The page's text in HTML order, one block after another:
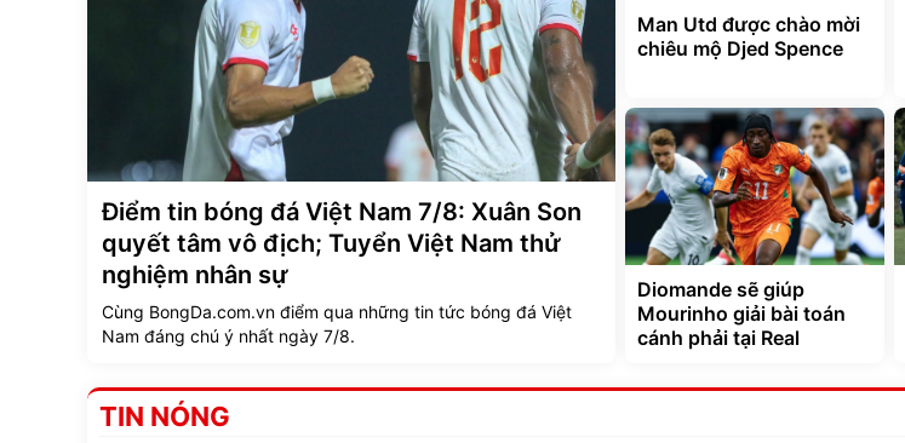
Điểm tin bóng đá Việt Nam 7/8: Xuân Son
quyết tâm vô địch; Tuyển Việt Nam thử
nghiệm nhân sự
Cùng BongDa.com.vn điểm qua những tin tức bóng đá Việt
Nam đáng chú ý nhất ngày 7/8.
Man Utd được chào mời
chiêu mộ Djed Spence
Diomande sẽ giúp
Mourinho giải bài toán
cánh phải tại Real
TIN NÓNG